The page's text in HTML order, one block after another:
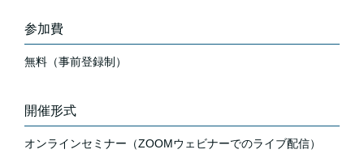
参加費
無料（事前登録制）
開催形式
オンラインセミナー（ZOOMウェビナーでのライブ配信）